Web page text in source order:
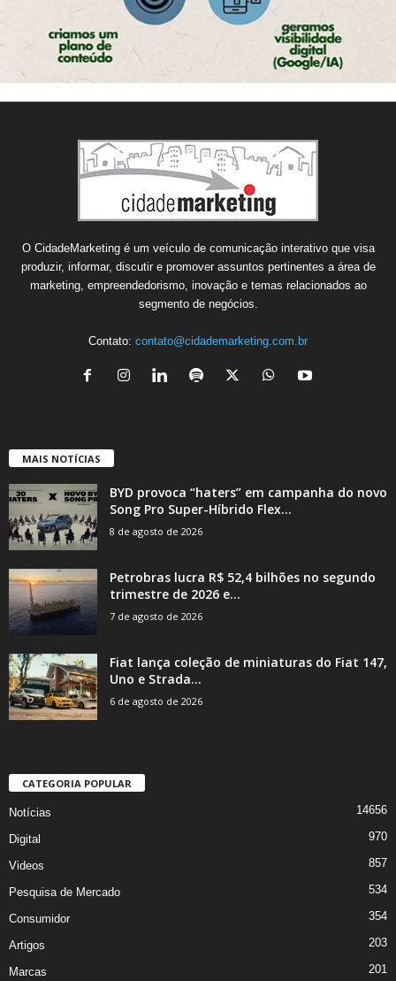
O CidadeMarketing é um veículo de comunicação interativo que visa
produzir, informar, discutir e promover assuntos pertinentes a área de
marketing, empreendedorismo, inovação e temas relacionados ao
segmento de negócios.
Contato: contato@cidademarketing.com.br
MAIS NOTÍCIAS
BYD provoca “haters” em campanha do novo
Song Pro Super-Híbrido Flex...
8 de agosto de 2026
Petrobras lucra R$ 52,4 bilhões no segundo
trimestre de 2026 e...
7 de agosto de 2026
Fiat lança coleção de miniaturas do Fiat 147,
Uno e Strada...
6 de agosto de 2026
CATEGORIA POPULAR
Notícias 14656
Digital 970
Videos 857
Pesquisa de Mercado 534
Consumidor 354
Artigos 203
Marcas 201